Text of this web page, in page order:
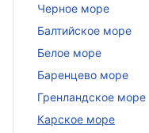
Черное море
Балтийское море
Белое море
Баренцево море
Гренландское море
Карское море